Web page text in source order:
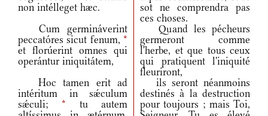
non intélleget hæc.
sot ne comprendra pas
ces choses.
Cum germináverint
peccatóres sicut fenum, *
et florúerint omnes qui
operántur iniquitátem,
Quand les pécheurs
germeront comme
l'herbe, et que tous ceux
qui pratiquent l'iniquité
fleuriront,
Hoc tamen erit ad
intéritum in sǽculum
sǽculi;* tu autem
ils seront néanmoins
destinés à la destruction
pour toujours ; mais Toi,